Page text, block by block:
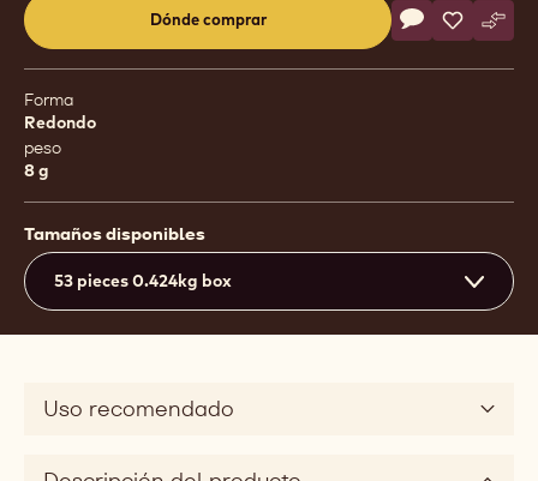
Dónde comprar
a
Actions
Escribe un
- After Dinner
Salvar
- After
-
Forma
Redondo
peso
8 g
Tamaños disponibles
53 pieces 0.424kg box
Uso recomendado